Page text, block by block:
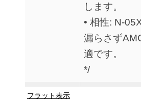
します。
• 相性: N-
漏らさず
適です。
*/
フラット表示